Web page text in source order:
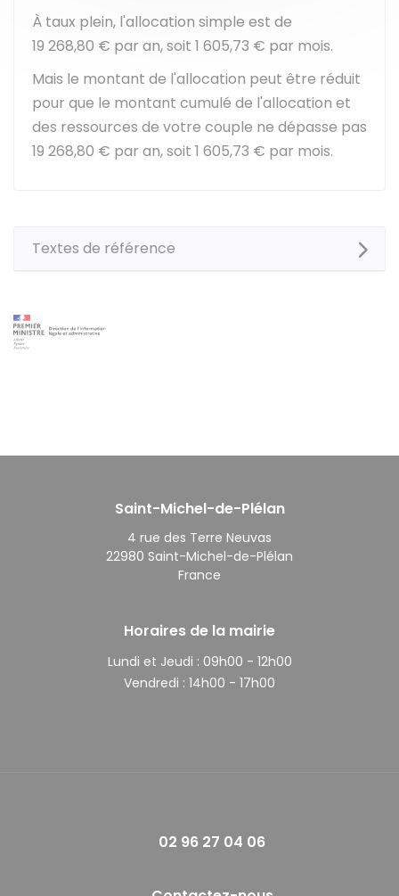
À taux plein, l'allocation simple est de
19 268,80 € par an, soit 1 605,73 € par mois.
Mais le montant de l'allocation peut être réduit
pour que le montant cumulé de l'allocation et
des ressources de votre couple ne dépasse pas
19 268,80 € par an, soit 1 605,73 € par mois.
Textes de référence
Saint-Michel-de-Plélan
4 rue des Terre Neuvas
22980 Saint-Michel-de-Plélan
France
Horaires de la mairie
Lundi et Jeudi : 09h00 - 12h00
Vendredi : 14h00 - 17h00
02 96 27 04 06